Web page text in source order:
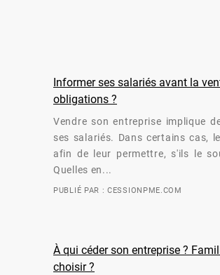
Informer ses salariés avant la
obligations ?
Vendre son entreprise implique
ses salariés. Dans certains cas,
afin de leur permettre, s'ils le
Quelles en...
PUBLIÉ PAR : CESSIONPME.COM
À qui céder son entreprise ?
choisir ?